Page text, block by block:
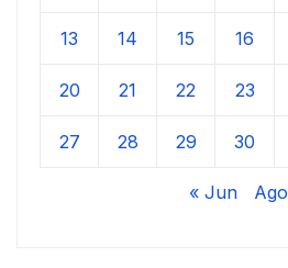
13 14 15 16
20 21 22 23
27 28 29 30
« Jun